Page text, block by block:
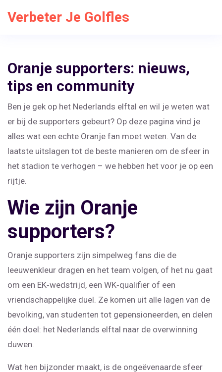
Verbeter Je Golfles
Oranje supporters: nieuws,
tips en community
Ben je gek op het Nederlands elftal en wil je weten wat
er bij de supporters gebeurt? Op deze pagina vind je
alles wat een echte Oranje fan moet weten. Van de
laatste uitslagen tot de beste manieren om de sfeer in
het stadion te verhogen – we hebben het voor je op een
rijtje.
Wie zijn Oranje
supporters?
Oranje supporters zijn simpelweg fans die de
leeuwenkleur dragen en het team volgen, of het nu gaat
om een EK‑wedstrijd, een WK‑qualifier of een
vriendschappelijke duel. Ze komen uit alle lagen van de
bevolking, van studenten tot gepensioneerden, en delen
één doel: het Nederlands elftal naar de overwinning
duwen.
Wat hen bijzonder maakt, is de ongeëvenaarde sfeer